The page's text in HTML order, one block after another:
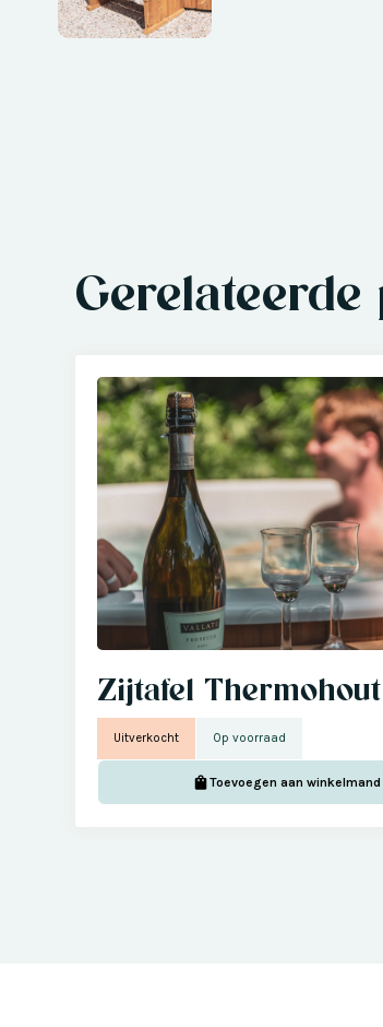
Gerelateerde
Zijtafel Thermohout
Uitverkocht Op voorraad
Toevoegen aan winkelmand